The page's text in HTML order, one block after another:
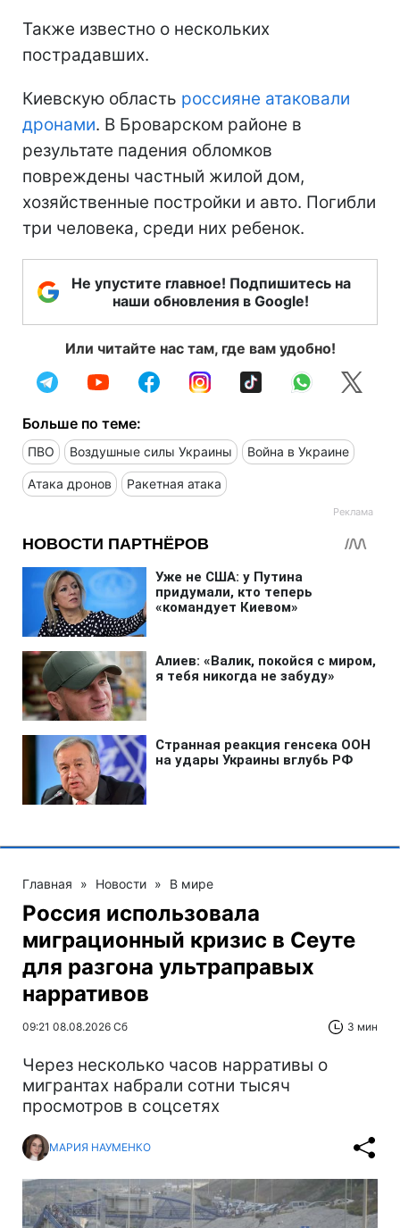
Также известно о нескольких
пострадавших.
Киевскую область россияне атаковали
дронами. В Броварском районе в
результате падения обломков
повреждены частный жилой дом,
хозяйственные постройки и авто. Погибли
три человека, среди них ребенок.
Не упустите главное! Подпишитесь на
наши обновления в Google!
Или читайте нас там, где вам удобно!
Больше по теме:
ПВО Воздушные силы Украины Война в Украине
Атака дронов Ракетная атака
Главная » Новости » В мире
Россия использовала
миграционный кризис в Сеуте
для разгона ультраправых
нарративов
09:21 08.08.2026 Сб 3 мин
Через несколько часов нарративы о
мигрантах набрали сотни тысяч
просмотров в соцсетях
МАРИЯ НАУМЕНКО